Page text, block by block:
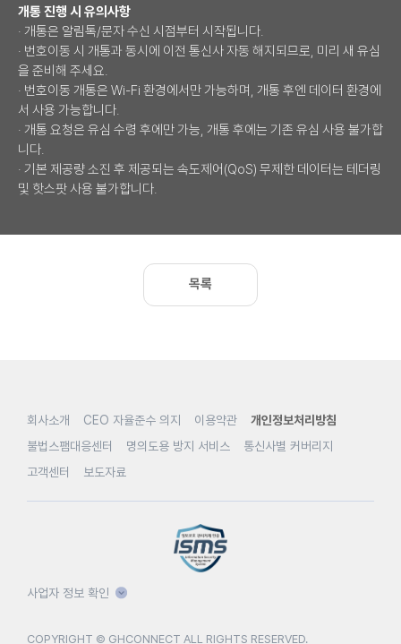
개통 진행 시 유의사항
· 개통은 알림톡/문자 수신 시점부터 시작됩니다.
· 번호이동 시 개통과 동시에 이전 통신사 자동 해지되므로, 미리 새 유심
을 준비해 주세요.
· 번호이동 개통은 Wi-Fi 환경에서만 가능하며, 개통 후엔 데이터 환경에
서 사용 가능합니다.
· 개통 요청은 유심 수령 후에만 가능, 개통 후에는 기존 유심 사용 불가합
니다.
· 기본 제공량 소진 후 제공되는 속도제어(QoS) 무제한 데이터는 테더링
및 핫스팟 사용 불가합니다.
목록
회사소개 CEO 자율준수 의지 이용약관
개인정보처리방침
불법스팸대응센터
명의도용 방지 서비스
통신사별 커버리지
고객센터
보도자료
사업자 정보 확인
COPYRIGHT © GHCONNECT ALL RIGHTS RESERVED.